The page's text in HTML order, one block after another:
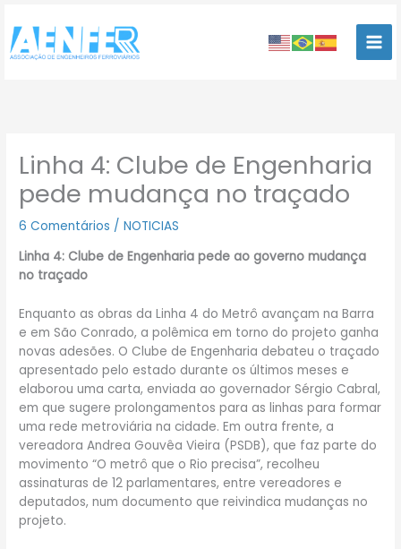
para
conteúdo
Linha 4: Clube de Engenharia
pede mudança no traçado
6 Comentários /NOTICIAS
Linha 4: Clube de Engenharia pede ao governo mudança
no traçado
Enquanto as obras da Linha 4 do Metrô avançam na Barra
e em São Conrado, a polêmica em torno do projeto ganha
novas adesões. O Clube de Engenharia debateu o traçado
apresentado pelo estado durante os últimos meses e
elaborou uma carta, enviada ao governador Sérgio Cabral,
em que sugere prolongamentos para as linhas para formar
uma rede metroviária na cidade. Em outra frente, a
vereadora Andrea Gouvêa Vieira (PSDB), que faz parte do
movimento “O metrô que o Rio precisa”, recolheu
assinaturas de 12 parlamentares, entre vereadores e
deputados, num documento que reivindica mudanças no
projeto.